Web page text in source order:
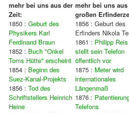
mehr bei uns aus der
Zeit:
mehr bei uns aus
großen
1850 : Geburt des
Physikers Karl
Ferdinand Braun
1852 : Buch "Onkel
Toms Hütte" erscheint
1854 : Beginn des
Suez-Kanal-Projekts
1856 : Tod des
Schriftstellers Heinrich
Heine
1856 : Geburt des
Erfinders Nikola
1861 : Philipp Reis
stellt sein Telefon
öffentlich vor
1875 : Meter wird
internationales
Längenmaß
1876 :
Telefons